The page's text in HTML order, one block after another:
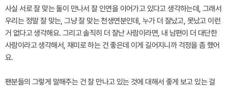
사실 서로 잘 맞는 둘이 만나서 잘 인연을 이어가고 있다고 생각하는데, 그래서
우리는 정말 잘 맞는, 그냥 잘 맞는 천생연분인데, 누가 더 잘났고, 못났고 이런
거 없다고 생각해요. 그리고 솔직히 더 잘난 사람이라면, 내 남편이 더 대단한
사람이라고 생각해서, 재미로 하는 건 좋은데 이게 길어지니까 걱정을 좀 했어
요.
팬분들의 그렇게 말해주는 건 잘 만나고 있는 것에 대해서 좋게 보고 있는 걸